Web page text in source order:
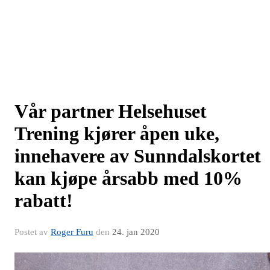
Vår partner Helsehuset
Trening kjører åpen uke,
innehavere av Sunndalskortet
kan kjøpe årsabb med 10%
rabatt!
Postet av Roger Furu den 24. jan 2020